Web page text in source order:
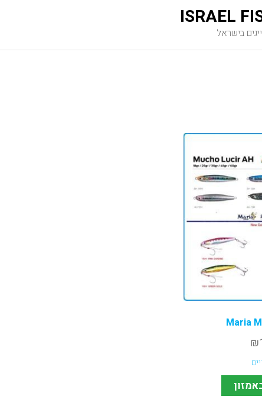
ISRAEL
בישראל
Maria
₪